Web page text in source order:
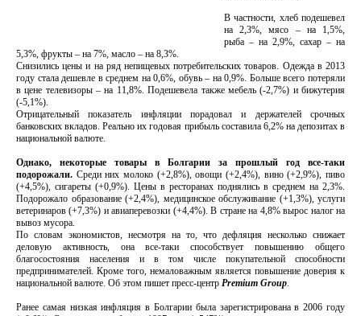
В частности, хлеб подешевел
на 2,3%, мясо – на 1,5%,
рыба – на 2,9%, сахар – на
5,3%, фрукты – на 7%, масло – на 8,3%.
Снизились цены и на ряд непищевых потребительских товаров. Одежда в 2013
году стала дешевле в среднем на 0,6%, обувь – на 0,9%. Больше всего потеряли
в цене телевизоры – на 11,8%. Подешевела также мебель (-2,7%) и бижутерия
(-5,1%).
Отрицательный показатель инфляции порадовал и держателей срочных
банковских вкладов. Реально их годовая прибыль составила 6,2% на депозитах в
национальной валюте.
Однако, некоторые товары в Болгарии за прошлый год все-таки
подорожали. Среди них молоко (+2,8%), овощи (+2,4%), вино (+2,9%), пиво
(+4,5%), сигареты (+0,9%). Цены в ресторанах поднялись в среднем на 2,3%.
Подорожало образование (+2,4%), медицинское обслуживание (+1,3%), услуги
ветеринаров (+7,3%) и авиаперевозки (+4,4%). В стране на 4,8% вырос налог на
вывоз мусора.
По словам экономистов, несмотря на то, что дефляция несколько снижает
деловую активность, она все-таки способствует повышению общего
благосостояния населения и в том числе покупательной способности
предпринимателей. Кроме того, немаловажным является повышение доверия к
национальной валюте. Об этом пишет пресс-центр Premium Group.
Ранее самая низкая инфляция в Болгарии была зарегистрирована в 2006 году